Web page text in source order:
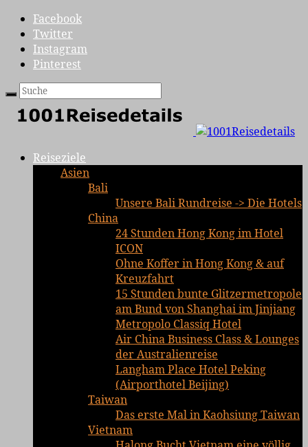
Facebook
Twitter
Instagram
Pinterest
Reiseziele
Asien
Bali
Unsere Bali Rundreise -> Die Hotels
China
24 Stunden Hong Kong im Hotel
ICON
Ohne Koffer in Hong Kong & auf
Kreuzfahrt
15 Stunden bunte Glitzermetropole
am Bund von Shanghai im Jinjiang
Metropolo Classiq Hotel
Air China Business Class & Lounges
der Australienreise
Langham Place Hotel Peking
(Airporthotel Beijing)
Taiwan
Das erste Mal in Kaohsiung Taiwan
Vietnam